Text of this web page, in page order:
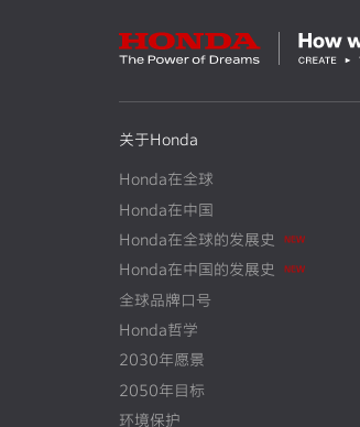
关于Honda
Honda在全球
Honda在中国
Honda在全球的发展史
NEW
Honda在中国的发展史 NEW
全球品牌口号
Honda哲学
2030年愿景
2050年目标
环境保护